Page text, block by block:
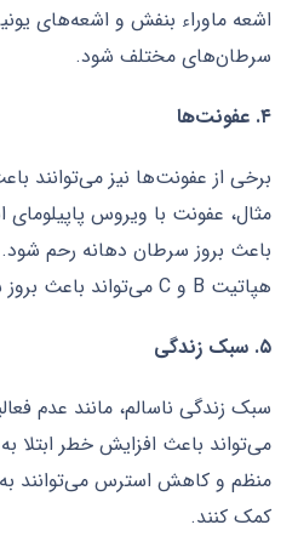
اشعه ماوراء بنفش و اشعه‌های
سرطان‌های مختلف شود.
۴. عفونت‌ها
برخی از عفونت‌ها نیز می‌توانند
باعث بروز سرطان دهانه رحم
هپاتیت B و C می‌تواند باعث بروز سرطان کبد شود.
۵. سبک زندگی
سبک زندگی ناسالم، مانند عدم
می‌تواند باعث افزایش خطر ابتلا
منظم و کاهش استرس می‌توانند
کمک کنند.